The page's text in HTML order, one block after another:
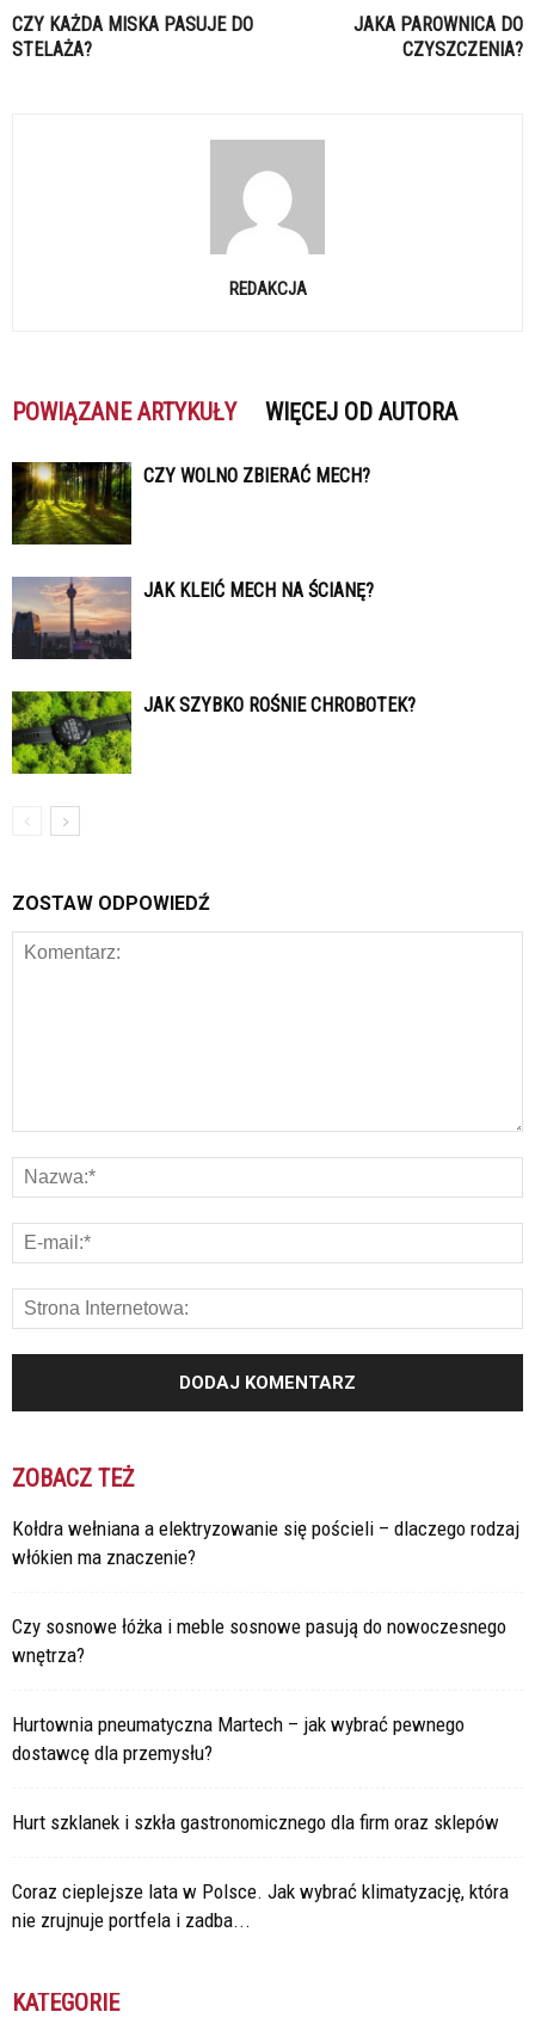
CZY KAŻDA MISKA PASUJE DO
STELAŻA?
JAKA PAROWNICA DO
CZYSZCZENIA?
REDAKCJA
POWIĄZANE ARTYKUŁY WIĘCEJ OD AUTORA
CZY WOLNO ZBIERAĆ MECH?
JAK KLEIĆ MECH NA ŚCIANĘ?
JAK SZYBKO ROŚNIE CHROBOTEK?
ZOSTAW ODPOWIEDŹ
ZOBACZ TEŻ
Kołdra wełniana a elektryzowanie się pościeli – dlaczego rodzaj
włókien ma znaczenie?
Czy sosnowe łóżka i meble sosnowe pasują do nowoczesnego
wnętrza?
Hurtownia pneumatyczna Martech – jak wybrać pewnego
dostawcę dla przemysłu?
Hurt szklanek i szkła gastronomicznego dla firm oraz sklepów
Coraz cieplejsze lata w Polsce. Jak wybrać klimatyzację, która
nie zrujnuje portfela i zadba...
KATEGORIE